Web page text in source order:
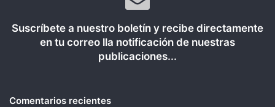
Suscríbete a nuestro boletín y recibe directamente
en tu correo lla notificación de nuestras
publicaciones...
Comentarios recientes